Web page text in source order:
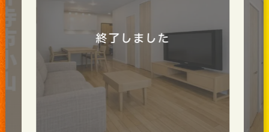
た 終了しました